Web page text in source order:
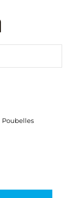
Poubelles